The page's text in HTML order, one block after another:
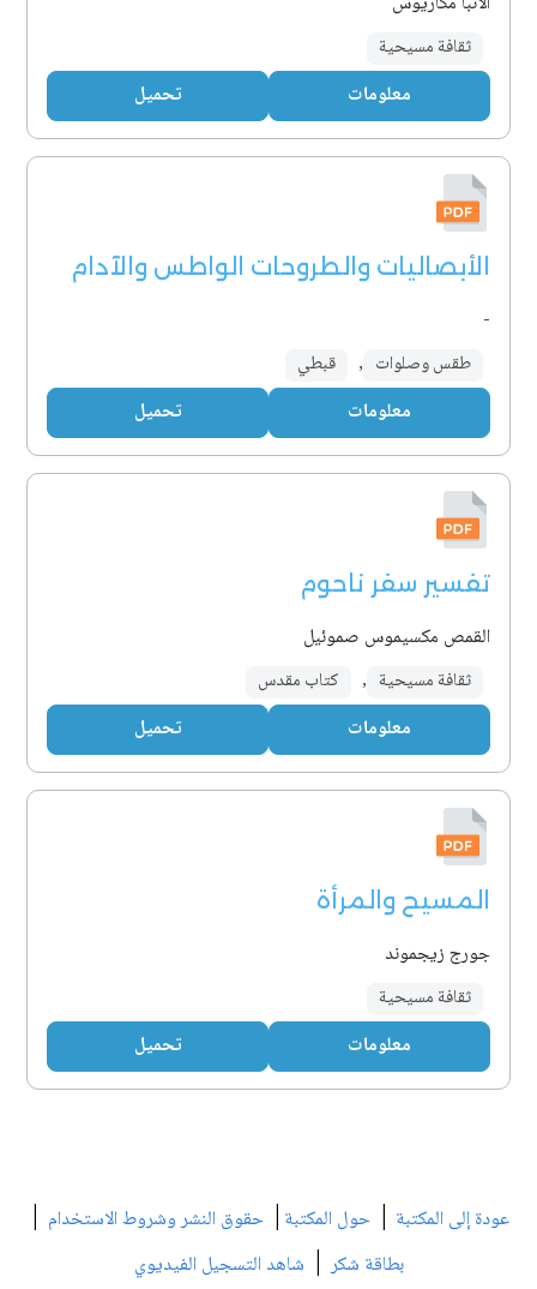
ثقافة مسيحية
معلومات تحميل
الأبصاليات والطروحات الواطس والآدام
-
طقس وصلوات , قبطي
معلومات تحميل
تفسير سفر ناحوم
القمص مكسيموس صموئيل
ثقافة مسيحية , كتاب مقدس
معلومات تحميل
المسيح والمرأة
جورج زيجموند
ثقافة مسيحية
معلومات تحميل
عودة إلى المكتبة | حول المكتبة | حقوق النشر وشروط الاستخدام |
بطاقة شكر| شاهد التسجيل الفيديوي